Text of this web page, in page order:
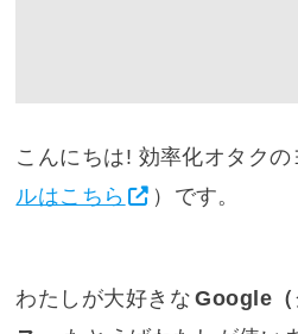
こんにちは! 効率化オタクの
ルはこちら
）です。
わたしが大好きな Google（